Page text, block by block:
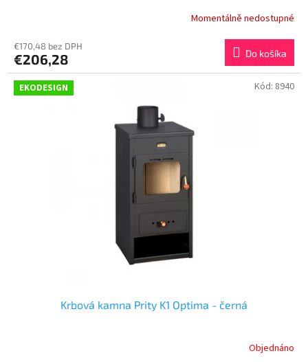
Momentálně nedostupné
€170,48 bez DPH
€206,28 Do košíka
EKODESIGN
Krbová kamna Prity K1 Optima - černá
Objednáno
Kód: 8940